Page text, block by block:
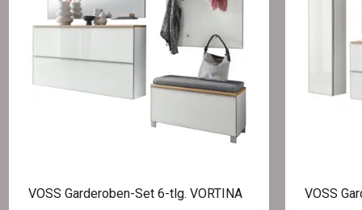
VOSS Garderoben-Set 6-tlg. VORTINA VOSS